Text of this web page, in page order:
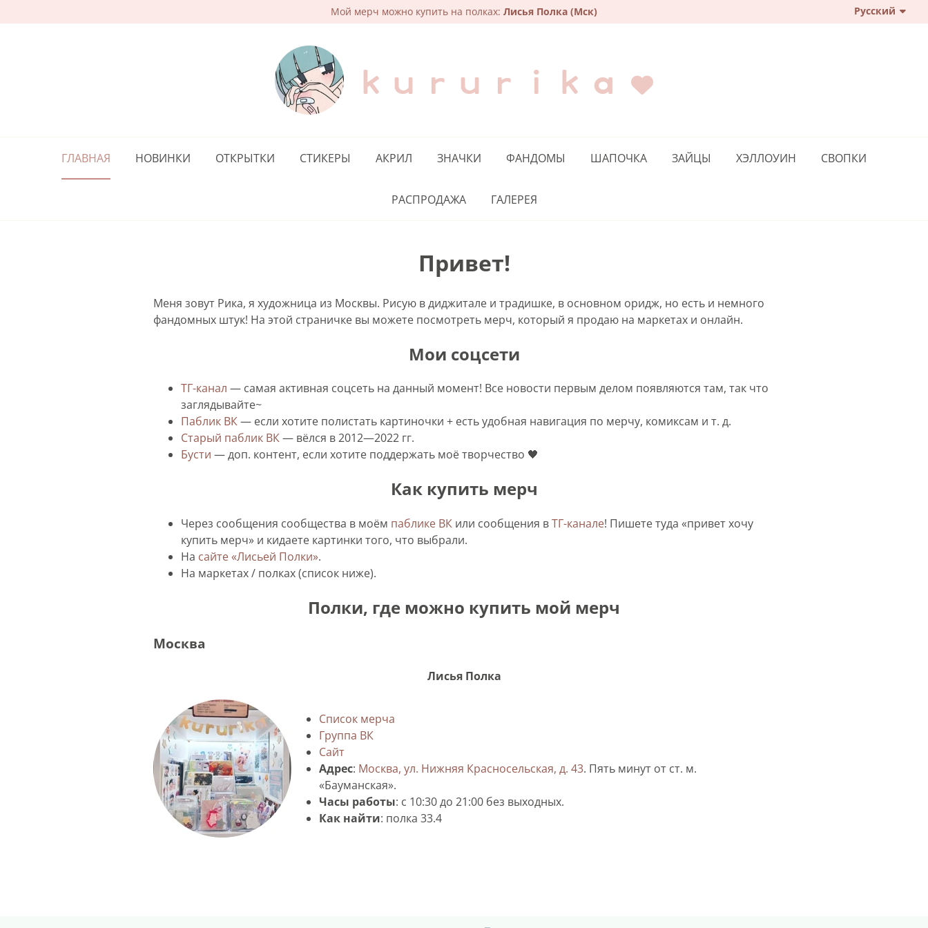
Мой мерч можно купить на полках: Лисья Полка (Мск) Русский
日本語
kururika
ГЛАВНАЯ НОВИНКИ ОТКРЫТКИ СТИКЕРЫ АКРИЛ ЗНАЧКИ ФАНДОМЫ ШАПОЧКА ЗАЙЦЫ ХЭЛЛОУИН СВОПКИ
РАСПРОДАЖА ГАЛЕРЕЯ
Привет!
Меня зовут Рика, я художница из Москвы. Рисую в диджитале и традишке, в основном оридж, но есть и немного
фандомных штук! На этой страничке вы можете посмотреть мерч, который я продаю на маркетах и онлайн.
Мои соцсети
ТГ-канал — самая активная соцсеть на данный момент! Все новости первым делом появляются там, так что
заглядывайте~
Паблик ВК— если хотите полистать картиночки + есть удобная навигация по мерчу, комиксам и т. д.
Старый паблик ВК— вёлся в 2012—2022 гг.
Бусти — доп. контент, если хотите поддержать моё творчество 🖤
Как купить мерч
Через сообщения сообщества в моём паблике ВК или сообщения вТГ-канале! Пишете туда «привет хочу
купить мерч» и кидаете картинки того, что выбрали.
На сайте «Лисьей Полки».
На маркетах / полках (список ниже).
Полки, где можно купить мой мерч
Москва
Лисья Полка
Список мерча
Группа ВК
Сайт
Адрес: Москва, ул. Нижняя Красносельская, д. 43. Пять минут от ст. м.
«Бауманская».
Часы работы: с 10:30 до 21:00 без выходных.
Как найти: полка 33.4